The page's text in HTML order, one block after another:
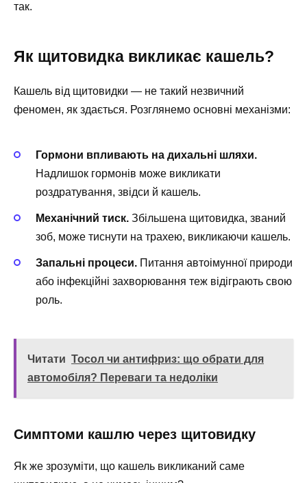
так.
Як щитовидка викликає кашель?
Кашель від щитовидки — не такий незвичний
феномен, як здається. Розглянемо основні механізми:
Гормони впливають на дихальні шляхи.
Надлишок гормонів може викликати
роздратування, звідси й кашель.
Механічний тиск. Збільшена щитовидка, званий
зоб, може тиснути на трахею, викликаючи кашель.
Запальні процеси. Питання автоімунної природи
або інфекційні захворювання теж відіграють свою
роль.
Читати Тосол чи антифриз: що обрати для
автомобіля? Переваги та недоліки
Симптоми кашлю через щитовидку
Як же зрозуміти, що кашель викликаний саме